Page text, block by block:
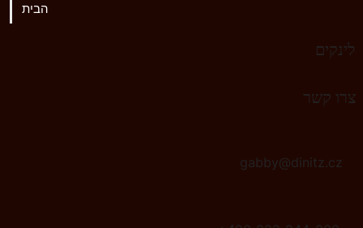
צרו קשר
gabby@dinitz.cz
לינקים
הבית